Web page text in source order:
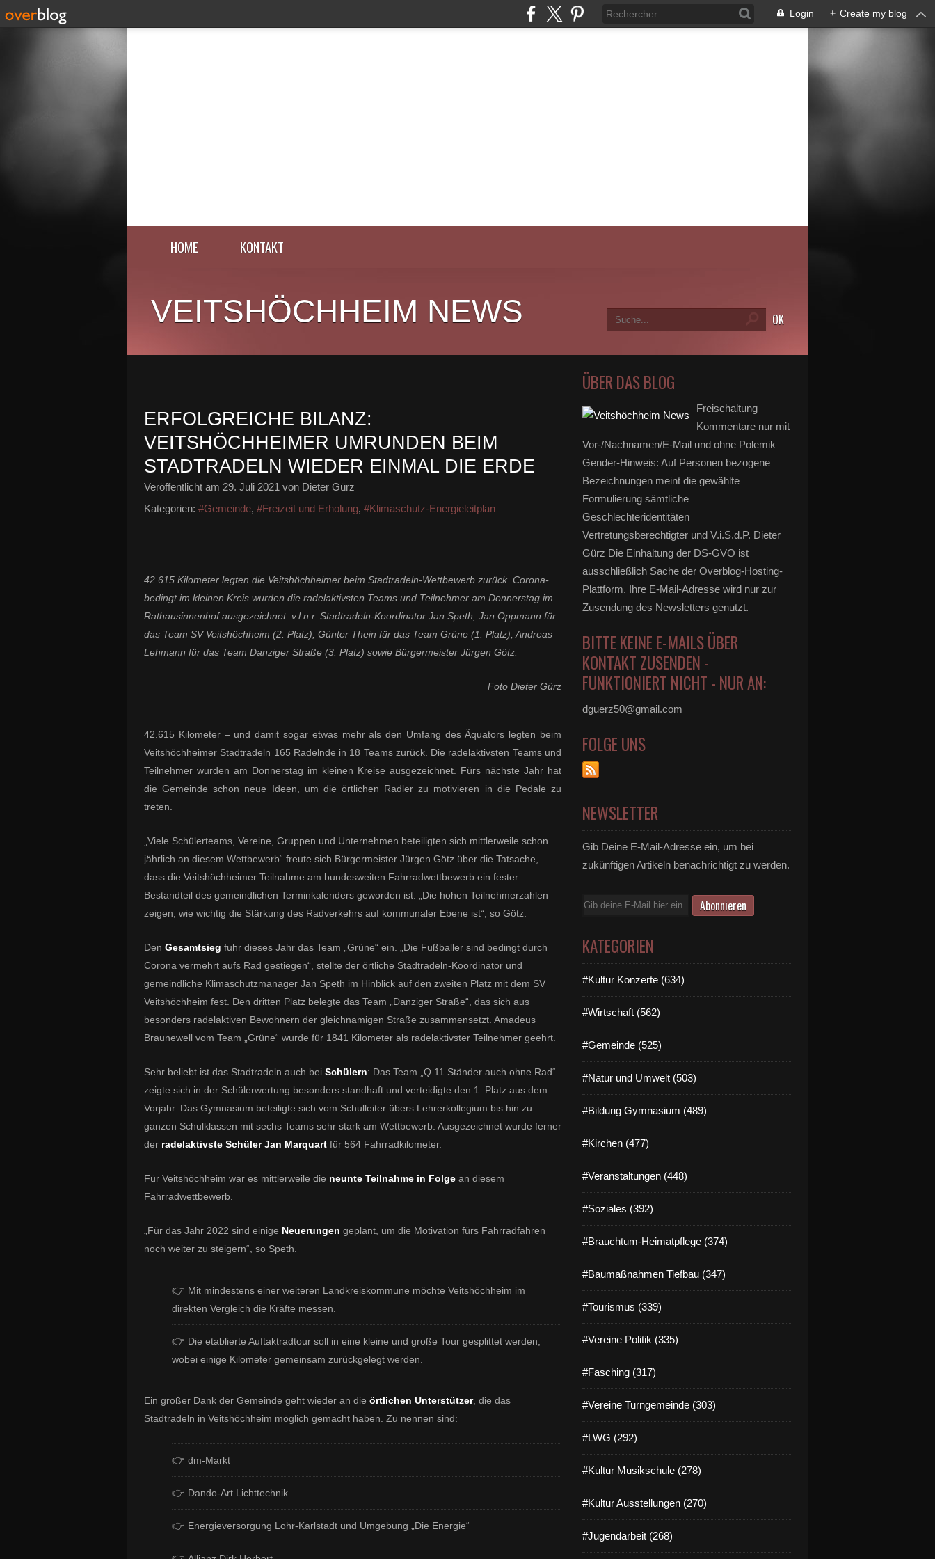
Login + Create my blog
HOME KONTAKT
VEITSHÖCHHEIM NEWS
ERFOLGREICHE BILANZ:
VEITSHÖCHHEIMER UMRUNDEN BEIM
STADTRADELN WIEDER EINMAL DIE ERDE
Veröffentlicht am 29. Juli 2021 von Dieter Gürz
Kategorien: #Gemeinde, #Freizeit und Erholung, #Klimaschutz-Energieleitplan
42.615 Kilometer legten die Veitshöchheimer beim Stadtradeln-Wettbewerb zurück. Corona-
bedingt im kleinen Kreis wurden die radelaktivsten Teams und Teilnehmer am Donnerstag im
Rathausinnenhof ausgezeichnet: v.l.n.r. Stadtradeln-Koordinator Jan Speth, Jan Oppmann für
das Team SV Veitshöchheim (2. Platz), Günter Thein für das Team Grüne (1. Platz), Andreas
Lehmann für das Team Danziger Straße (3. Platz) sowie Bürgermeister Jürgen Götz.
Foto Dieter Gürz
42.615 Kilometer – und damit sogar etwas mehr als den Umfang des Äquators legten beim
Veitshöchheimer Stadtradeln 165 Radelnde in 18 Teams zurück. Die radelaktivsten Teams und
Teilnehmer wurden am Donnerstag im kleinen Kreise ausgezeichnet. Fürs nächste Jahr hat
die Gemeinde schon neue Ideen, um die örtlichen Radler zu motivieren in die Pedale zu
treten.
„Viele Schülerteams, Vereine, Gruppen und Unternehmen beteiligten sich mittlerweile schon
jährlich an diesem Wettbewerb“ freute sich Bürgermeister Jürgen Götz über die Tatsache,
dass die Veitshöchheimer Teilnahme am bundesweiten Fahrradwettbewerb ein fester
Bestandteil des gemeindlichen Terminkalenders geworden ist. „Die hohen Teilnehmerzahlen
zeigen, wie wichtig die Stärkung des Radverkehrs auf kommunaler Ebene ist“, so Götz.
Den Gesamtsieg fuhr dieses Jahr das Team „Grüne“ ein. „Die Fußballer sind bedingt durch
Corona vermehrt aufs Rad gestiegen“, stellte der örtliche Stadtradeln-Koordinator und
gemeindliche Klimaschutzmanager Jan Speth im Hinblick auf den zweiten Platz mit dem SV
Veitshöchheim fest. Den dritten Platz belegte das Team „Danziger Straße“, das sich aus
besonders radelaktiven Bewohnern der gleichnamigen Straße zusammensetzt. Amadeus
Braunewell vom Team „Grüne“ wurde für 1841 Kilometer als radelaktivster Teilnehmer geehrt.
Sehr beliebt ist das Stadtradeln auch bei Schülern: Das Team „Q 11 Ständer auch ohne Rad“
zeigte sich in der Schülerwertung besonders standhaft und verteidigte den 1. Platz aus dem
Vorjahr. Das Gymnasium beteiligte sich vom Schulleiter übers Lehrerkollegium bis hin zu
ganzen Schulklassen mit sechs Teams sehr stark am Wettbewerb. Ausgezeichnet wurde ferner
der radelaktivste Schüler Jan Marquart für 564 Fahrradkilometer.
Für Veitshöchheim war es mittlerweile die neunte Teilnahme in Folge an diesem
Fahrradwettbewerb.
„Für das Jahr 2022 sind einige Neuerungen geplant, um die Motivation fürs Fahrradfahren
noch weiter zu steigern“, so Speth.
👉 Mit mindestens einer weiteren Landkreiskommune möchte Veitshöchheim im
direkten Vergleich die Kräfte messen.
👉 Die etablierte Auftaktradtour soll in eine kleine und große Tour gesplittet werden,
wobei einige Kilometer gemeinsam zurückgelegt werden.
Ein großer Dank der Gemeinde geht wieder an die örtlichen Unterstützer, die das
Stadtradeln in Veitshöchheim möglich gemacht haben. Zu nennen sind:
👉 dm-Markt
👉 Dando-Art Lichttechnik
👉 Energieversorgung Lohr-Karlstadt und Umgebung „Die Energie“
ÜBER DAS BLOG
Freischaltung
Kommentare nur mit
Vor-/Nachnamen/E-Mail und ohne Polemik
Gender-Hinweis: Auf Personen bezogene
Bezeichnungen meint die gewählte
Formulierung sämtliche
Geschlechteridentitäten
Vertretungsberechtigter und V.i.S.d.P. Dieter
Gürz Die Einhaltung der DS-GVO ist
ausschließlich Sache der Overblog-Hosting-
Plattform. Ihre E-Mail-Adresse wird nur zur
Zusendung des Newsletters genutzt.
BITTE KEINE E-MAILS ÜBER
KONTAKT ZUSENDEN -
FUNKTIONIERT NICHT - NUR AN:
dguerz50@gmail.com
FOLGE UNS
NEWSLETTER
Gib Deine E-Mail-Adresse ein, um bei
zukünftigen Artikeln benachrichtigt zu werden.
E-
KATEGORIEN
#Kultur Konzerte (634)
#Wirtschaft (562)
#Gemeinde (525)
#Natur und Umwelt (503)
#Bildung Gymnasium (489)
#Kirchen (477)
#Veranstaltungen (448)
#Soziales (392)
#Brauchtum-Heimatpflege (374)
#Baumaßnahmen Tiefbau (347)
#Tourismus (339)
#Vereine Politik (335)
#Fasching (317)
#Vereine Turngemeinde (303)
#LWG (292)
#Kultur Musikschule (278)
#Kultur Ausstellungen (270)
#Jugendarbeit (268)